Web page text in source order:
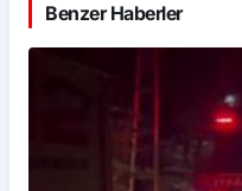
Benzer Haberler